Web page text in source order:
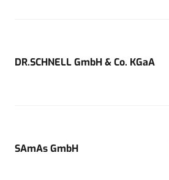
DR.SCHNELL GmbH & Co. KGaA
SAmAs GmbH